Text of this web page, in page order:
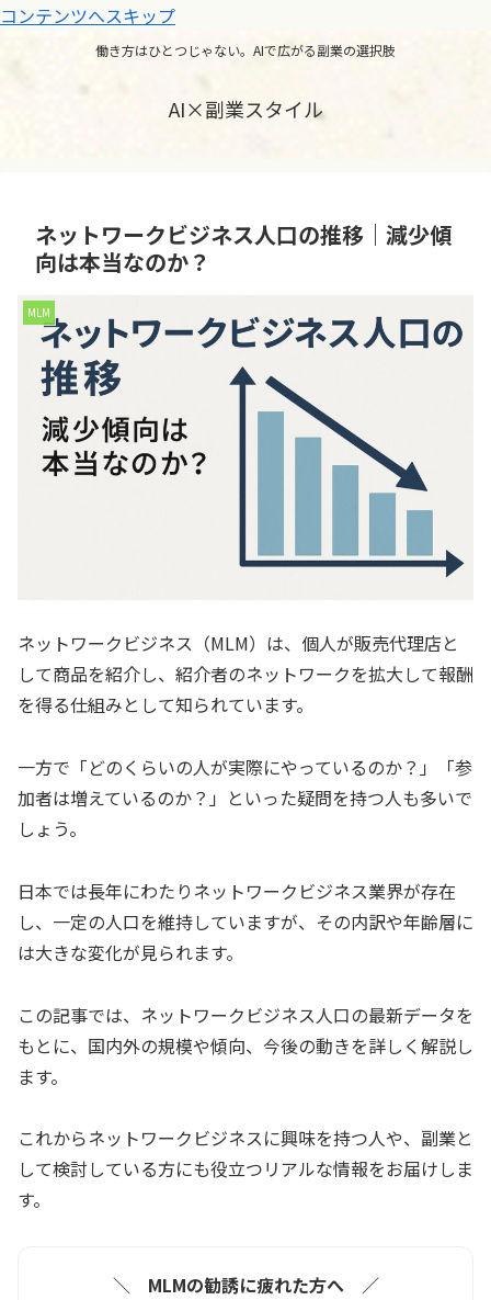
コンテンツへスキップ
働き方はひとつじゃない。AIで広がる副業の選択肢
AI×副業スタイル
ネットワークビジネス人口の推移｜減少傾
向は本当なのか？
MLM
ネットワークビジネス（MLM）は、個人が販売代理店と
して商品を紹介し、紹介者のネットワークを拡大して報酬
を得る仕組みとして知られています。
一方で「どのくらいの人が実際にやっているのか？」「参
加者は増えているのか？」といった疑問を持つ人も多いで
しょう。
日本では長年にわたりネットワークビジネス業界が存在
し、一定の人口を維持していますが、その内訳や年齢層に
は大きな変化が見られます。
この記事では、ネットワークビジネス人口の最新データを
もとに、国内外の規模や傾向、今後の動きを詳しく解説し
ます。
これからネットワークビジネスに興味を持つ人や、副業と
して検討している方にも役立つリアルな情報をお届けしま
す。
＼ MLMの勧誘に疲れた方へ ／